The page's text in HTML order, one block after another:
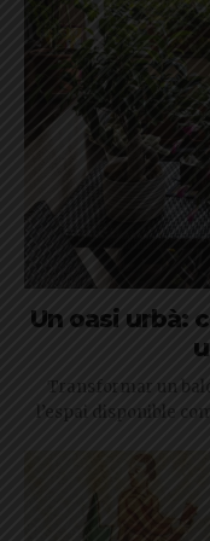
Un oasi urbà:
Transformar un
l’espai disponible